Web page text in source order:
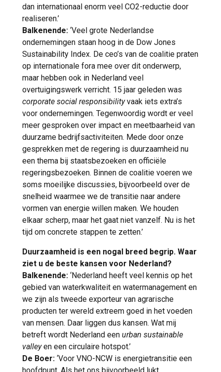
dan internationaal enorm veel CO2-reductie door
realiseren.’
Balkenende: ‘Veel grote Nederlandse
ondernemingen staan hoog in de Dow Jones
Sustainability Index. De ceo’s van de coalitie praten
op internationale fora mee over dit onderwerp,
maar hebben ook in Nederland veel
overtuigingswerk verricht. 15 jaar geleden was
corporate social responsibilityvaak iets extra’s
voor ondernemingen. Tegenwoordig wordt er veel
meer gesproken over impact en meetbaarheid van
duurzame bedrijfsactiviteiten. Mede door onze
gesprekken met de regering is duurzaamheid nu
een thema bij staatsbezoeken en officiële
regeringsbezoeken. Binnen de coalitie voeren we
soms moeilijke discussies, bijvoorbeeld over de
snelheid waarmee we de transitie naar andere
vormen van energie willen maken. We houden
elkaar scherp, maar het gaat niet vanzelf. Nu is het
tijd om concrete stappen te zetten.’
Duurzaamheid is een nogal breed begrip. Waar
ziet u de beste kansen voor Nederland?
Balkenende: ‘Nederland heeft veel kennis op het
gebied van waterkwaliteit en watermanagement en
we zijn als tweede exporteur van agrarische
producten ter wereld extreem goed in het voeden
van mensen. Daar liggen dus kansen. Wat mij
betreft wordt Nederland een urban sustainable
valleyen een circulaire hotspot.’
De Boer: ‘Voor VNO-NCW is energietransitie een